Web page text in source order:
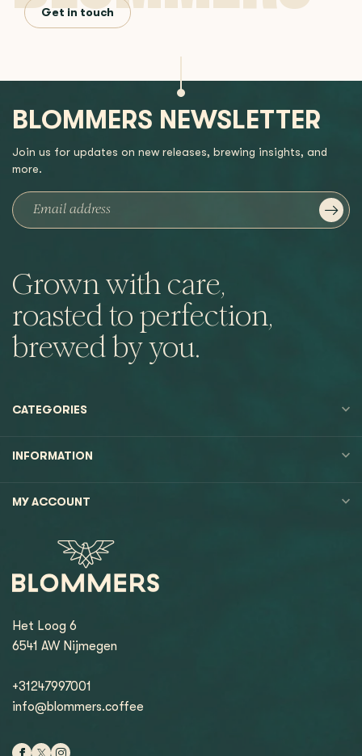
Get in touch
Grown with care,
roasted to perfection,
brewed by you.
BLOMMERS NEWSLETTER
Join us for updates on new releases, brewing insights, and
more.
CATEGORIES
INFORMATION
MY ACCOUNT
Het Loog 6
6541 AW Nijmegen
+31247997001
info@blommers.coffee